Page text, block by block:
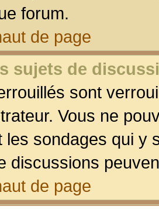
forum.
de page
sujets de
sont
Vous ne
les sondages qui y
discussions
de page